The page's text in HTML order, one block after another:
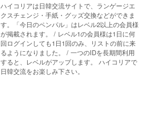
ハイコリアは日韓交流サイトで、ランゲージエ
クスチェンジ・手紙・グッズ交換などができま
す。「今日のペンパル」はレベル2以上の会員様
が掲載されます。 / レベル1の会員様は1日に何
回ログインしても1日1回のみ、リストの前に来
るようになりました。 / 一つのIDを長期間利用
すると、レベルがアップします。 ハイコリアで
日韓交流をお楽しみ下さい。